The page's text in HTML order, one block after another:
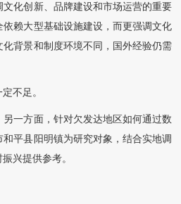
化创新、品牌建设和市场运营的重要
赖大型基础设施建设，而更强调文化
背景和制度环境不同，国外经验仍需
不足。
一方面，针对欠发达地区如何通过数
平县阳明镇为研究对象，结合实地调
兴提供参考。